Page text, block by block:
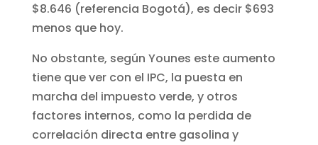
$8.646 (referencia Bogotá), es decir $693
menos que hoy.
No obstante, según Younes este aumento
tiene que ver con el IPC, la puesta en
marcha del impuesto verde, y otros
factores internos, como la perdida de
correlación directa entre gasolina y